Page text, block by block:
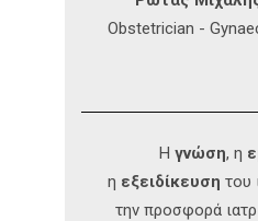
Obstetrician -
Η γνώση, η
η εξειδίκευση του
την προσφορά